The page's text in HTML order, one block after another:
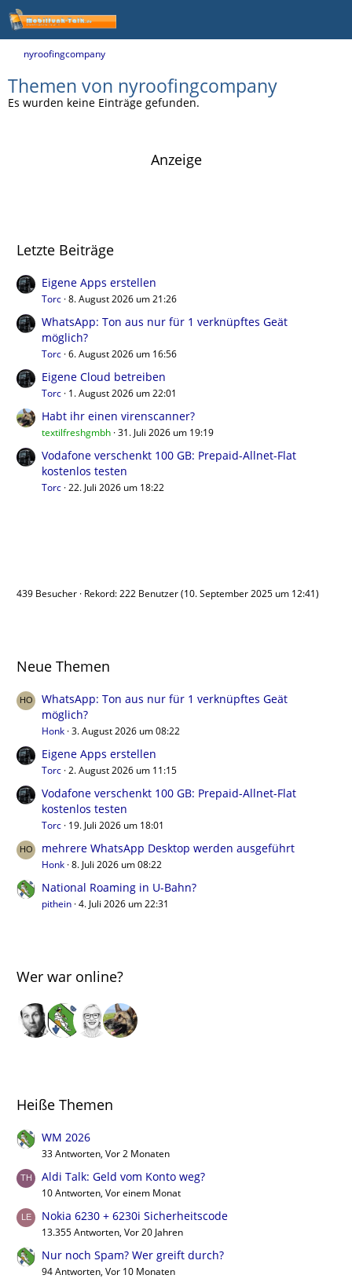
nyroofingcompany
Themen von nyroofingcompany
Es wurden keine Einträge gefunden.
Anzeige
Letzte Beiträge
Eigene Apps erstellen
Torc 8. August 2026 um 21:26
WhatsApp: Ton aus nur für 1 verknüpftes Geät
möglich?
Torc 6. August 2026 um 16:56
Eigene Cloud betreiben
Torc 1. August 2026 um 22:01
Habt ihr einen virenscanner?
textilfreshgmbh 31. Juli 2026 um 19:19
Vodafone verschenkt 100 GB: Prepaid-Allnet-Flat
kostenlos testen
Torc 22. Juli 2026 um 18:22
439 Besucher Rekord: 222 Benutzer (10. September 2025 um 12:41)
Neue Themen
WhatsApp: Ton aus nur für 1 verknüpftes Geät
möglich?
Honk 3. August 2026 um 08:22
Eigene Apps erstellen
Torc 2. August 2026 um 11:15
Vodafone verschenkt 100 GB: Prepaid-Allnet-Flat
kostenlos testen
Torc 19. Juli 2026 um 18:01
mehrere WhatsApp Desktop werden ausgeführt
Honk 8. Juli 2026 um 08:22
National Roaming in U-Bahn?
pithein 4. Juli 2026 um 22:31
Wer war online?
Heiße Themen
WM 2026
33 Antworten, Vor 2 Monaten
Aldi Talk: Geld vom Konto weg?
10 Antworten, Vor einem Monat
Nokia 6230 + 6230i Sicherheitscode
13.355 Antworten, Vor 20 Jahren
Nur noch Spam? Wer greift durch?
94 Antworten, Vor 10 Monaten